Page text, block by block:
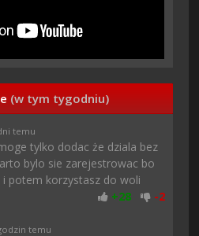
(w tym tygodniu)
temu
tylko dodac że dziala bez
bylo sie zarejestrowac bo
i potem korzystasz do woli
+28 -2
temu